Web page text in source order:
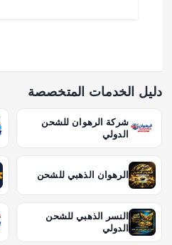
دليل الخدمات المتخصصة
شركة الرهوان للشحن
الدولي
الرهوان الذهبي للشحن
النسر الذهبي للشحن
الدولي